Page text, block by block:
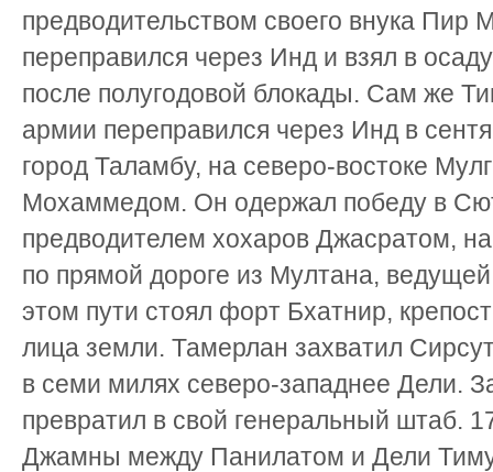
предводительством своего внука Пир
переправился через Инд и взял в
после полугодовой блокады. Сам же
армии переправился через Инд в
город Таламбу, на северо-востоке
Мохаммедом. Он одержал победу в
предводителем хохаров Джасратом,
по прямой дороге из Мултана,
этом пути стоял форт Бхатнир,
лица земли. Тамерлан захватил
в семи милях северо-западнее Дели.
превратил в свой генеральный штаб.
Джамны между Панилатом и Дели